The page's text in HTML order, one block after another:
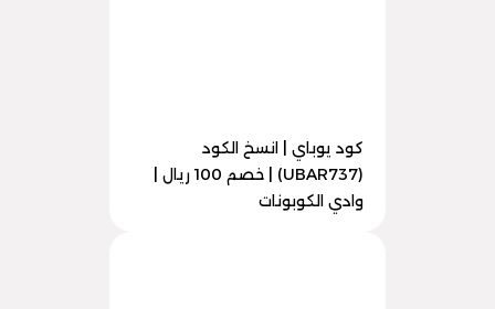
كود يوباي | انسخ الكود
(UBAR737) | خصم 100 ريال |
وادي الكوبونات